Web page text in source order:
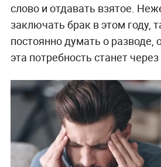
слово и отдавать взятое.
заключать брак в этом году,
постоянно думать о разводе,
эта потребность станет